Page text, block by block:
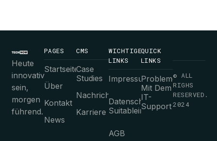
Heute
innovativ
sein,
morgen
führend.
PAGES
Startseite
Über
Kontakt
News
CMS
Case
Studies
Nachrichten
Karriere
WICHTIGE
LINKS
Impressum
Datenschutz-
Suitableimmungen
AGB
QUICK
LINKS
Probleme
Mit Dem
IT-
Support
© ALL
RIGHS
RESERVED.
2024